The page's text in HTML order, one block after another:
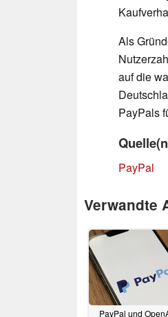
Als
auf die
PayPals
PayPal
Verwandte
PayPal und